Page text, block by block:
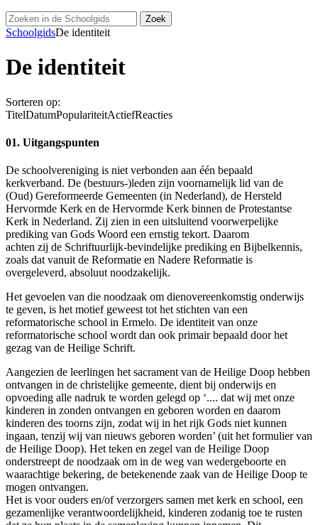
SchoolgidsDe identiteit
De identiteit
Sorteren op:
TitelDatumPopulariteitActiefReacties
01. Uitgangspunten
De schoolvereniging is niet verbonden aan één bepaald
kerkverband. De (bestuurs-)leden zijn voornamelijk lid van de
(Oud) Gereformeerde Gemeenten (in Nederland), de Hersteld
Hervormde Kerk en de Hervormde Kerk binnen de Protestantse
Kerk in Nederland. Zij zien in een uitsluitend voorwerpelijke
prediking van Gods Woord een ernstig tekort. Daarom
achten zij de Schriftuurlijk-bevindelijke prediking en Bijbelkennis,
zoals dat vanuit de Reformatie en Nadere Reformatie is
overgeleverd, absoluut noodzakelijk.
Het gevoelen van die noodzaak om dienovereenkomstig onderwijs
te geven, is het motief geweest tot het stichten van een
reformatorische school in Ermelo. De identiteit van onze
reformatorische school wordt dan ook primair bepaald door het
gezag van de Heilige Schrift.
Aangezien de leerlingen het sacrament van de Heilige Doop hebben
ontvangen in de christelijke gemeente, dient bij onderwijs en
opvoeding alle nadruk te worden gelegd op ‘.... dat wij met onze
kinderen in zonden ontvangen en geboren worden en daarom
kinderen des toorns zijn, zodat wij in het rijk Gods niet kunnen
ingaan, tenzij wij van nieuws geboren worden’ (uit het formulier van
de Heilige Doop). Het teken en zegel van de Heilige Doop
onderstreept de noodzaak om in de weg van wedergeboorte en
waarachtige bekering, de betekenende zaak van de Heilige Doop te
mogen ontvangen.
Het is voor ouders en/of verzorgers samen met kerk en school, een
gezamenlijke verantwoordelijkheid, kinderen zodanig toe te rusten